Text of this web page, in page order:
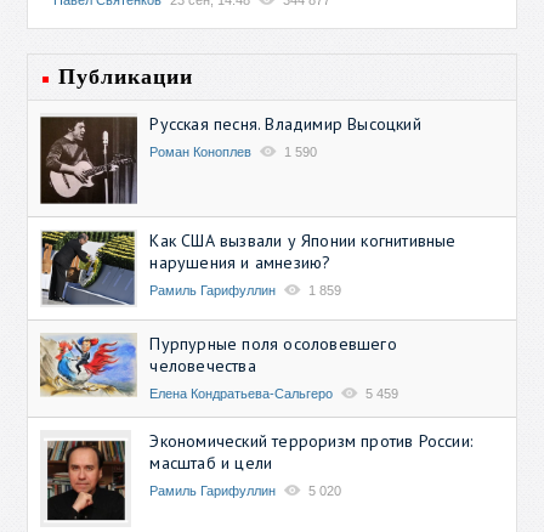
Публикации
Русская песня. Владимир Высоцкий
Роман Коноплев 1 590
Как США вызвали у Японии когнитивные
нарушения и амнезию?
Рамиль Гарифуллин 1 859
Пурпурные поля осоловевшего
человечества
Елена Кондратьева-Сальгеро 5 459
Экономический терроризм против России:
масштаб и цели
Рамиль Гарифуллин 5 020